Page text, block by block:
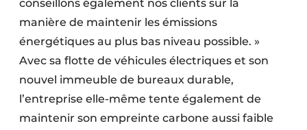
conseillons également nos clients sur la
manière de maintenir les émissions
énergétiques au plus bas niveau possible. »
Avec sa flotte de véhicules électriques et son
nouvel immeuble de bureaux durable,
l’entreprise elle-même tente également de
maintenir son empreinte carbone aussi faible